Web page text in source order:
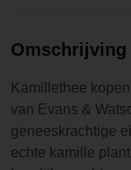
Omschrijving
Kamillethee
van Evans &
geneeskrachtige
echte kamille